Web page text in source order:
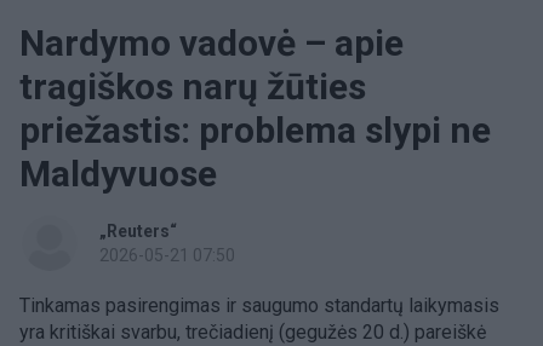
Nardymo vadovė – apie
tragiškos narų žūties
priežastis: problema slypi ne
Maldyvuose
„Reuters“
2026-05-21 07:50
Tinkamas pasirengimas ir saugumo standartų laikymasis
yra kritiškai svarbu, trečiadienį (gegužės 20 d.) pareiškė